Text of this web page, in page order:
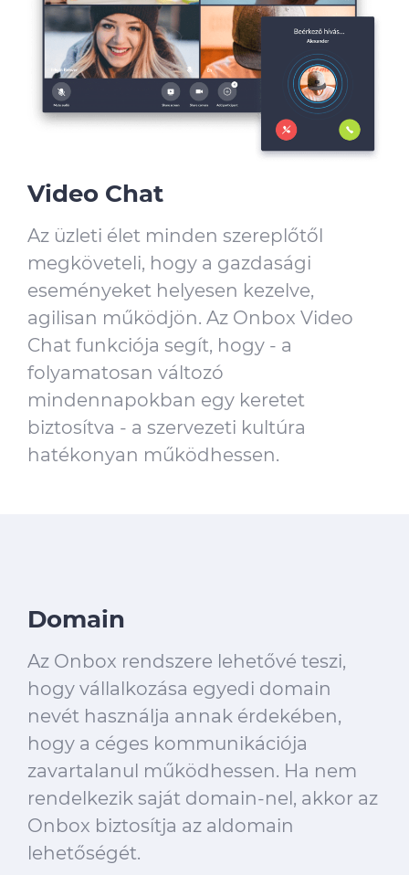
Video Chat
Az üzleti élet minden szereplőtől
megköveteli, hogy a gazdasági
eseményeket helyesen kezelve,
agilisan működjön. Az Onbox Video
Chat funkciója segít, hogy - a
folyamatosan változó
mindennapokban egy keretet
biztosítva - a szervezeti kultúra
hatékonyan működhessen.
Domain
Az Onbox rendszere lehetővé teszi,
hogy vállalkozása egyedi domain
nevét használja annak érdekében,
hogy a céges kommunikációja
zavartalanul működhessen. Ha nem
rendelkezik saját domain-nel, akkor az
Onbox biztosítja az aldomain
lehetőségét.